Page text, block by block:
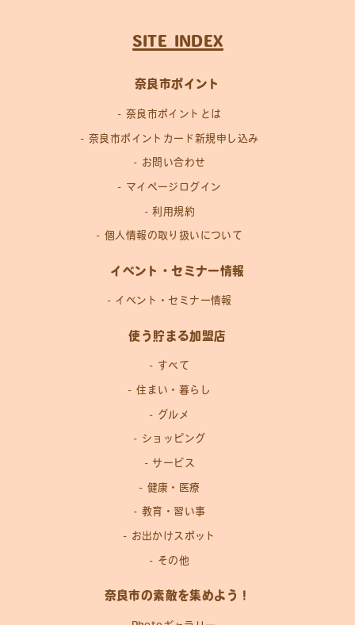
SITE INDEX
奈良市ポイント
奈良市ポイントとは
奈良市ポイントカード新規申し込み
お問い合わせ
マイページログイン
利用規約
個人情報の取り扱いについて
イベント・セミナー情報
イベント・セミナー情報
使う貯まる加盟店
すべて
住まい・暮らし
グルメ
ショッピング
サービス
健康・医療
教育・習い事
お出かけスポット
その他
奈良市の素敵を集めよう！